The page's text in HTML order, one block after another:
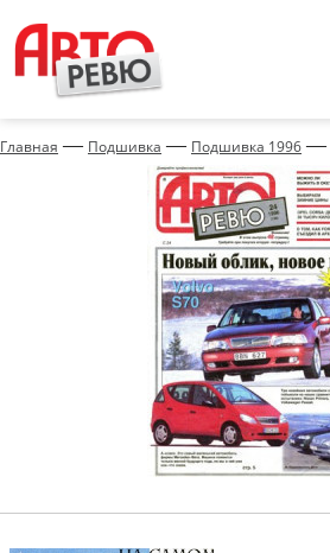
Главная — Подшивка — Подшивка 1996 —